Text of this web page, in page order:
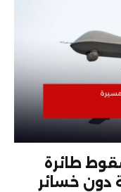
طائرة
دون خسائر